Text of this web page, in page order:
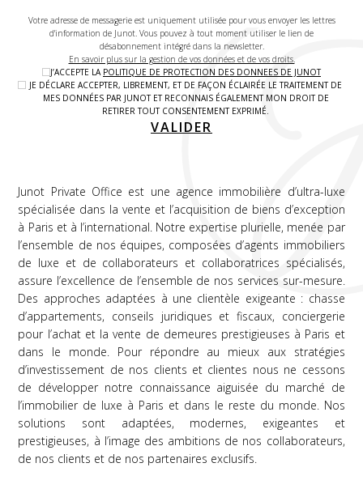
Votre adresse de messagerie est uniquement utilisée pour vous envoyer les lettres
d'information de Junot. Vous pouvez à tout moment utiliser le lien de
désabonnement intégré dans la newsletter.
En savoir plus sur la gestion de vos données et de vos droits.
J’ACCEPTE LA POLITIQUE DE PROTECTION DES DONNEES DE JUNOT
JE DÉCLARE ACCEPTER, LIBREMENT, ET DE FAÇON ÉCLAIRÉE LE TRAITEMENT DE
MES DONNÉES PAR JUNOT ET RECONNAIS ÉGALEMENT MON DROIT DE
RETIRER TOUT CONSENTEMENT EXPRIMÉ.
VALIDER
Junot Private Office est une agence immobilière d’ultra-luxe
spécialisée dans la vente et l’acquisition de biens d’exception
à Paris et à l’international. Notre expertise plurielle, menée par
l’ensemble de nos équipes, composées d’agents immobiliers
de luxe et de collaborateurs et collaboratrices spécialisés,
assure l’excellence de l’ensemble de nos services sur-mesure.
Des approches adaptées à une clientèle exigeante : chasse
d’appartements, conseils juridiques et fiscaux, conciergerie
pour l’achat et la vente de demeures prestigieuses à Paris et
dans le monde. Pour répondre au mieux aux stratégies
d’investissement de nos clients et clientes nous ne cessons
de développer notre connaissance aiguisée du marché de
l’immobilier de luxe à Paris et dans le reste du monde. Nos
solutions sont adaptées, modernes, exigeantes et
prestigieuses, à l’image des ambitions de nos collaborateurs,
de nos clients et de nos partenaires exclusifs.